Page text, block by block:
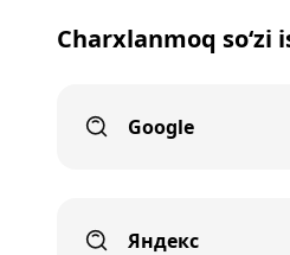
Charxlanmoq
Google
Яндекс